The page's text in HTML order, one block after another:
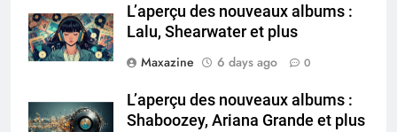
L’aperçu des nouveaux albums :
Lalu, Shearwater et plus
Maxazine
6 days ago 0
L’aperçu des nouveaux albums :
Shaboozey, Ariana Grande et plus